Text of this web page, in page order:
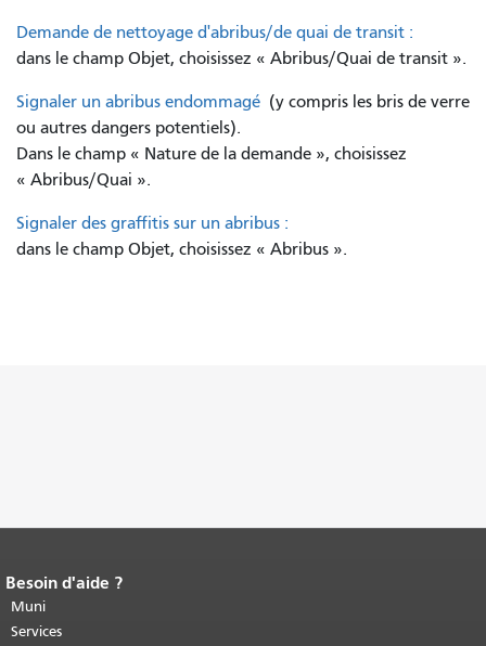
Demande de nettoyage d'abribus/de quai de transit :
dans le champ Objet, choisissez « Abribus/Quai de transit ».
Signaler un abribus endommagé (y compris les bris de verre
ou autres dangers potentiels).
Dans le champ « Nature de la demande », choisissez
« Abribus/Quai ».
Signaler des graffitis sur un abribus :
dans le champ Objet, choisissez « Abribus ».
Fin du contenu de la page.
cette page se répète sur chaque page.
Retour au haut du contenu principal
Besoin d'aide ?
Muni
Services